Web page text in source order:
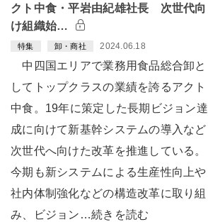
クト中食・平岩由紀雄社長 次世代向
け組織始…
特集 卸・商社 2024.06.18
中四国エリアで業務用食品総合卸と
してトップクラスの業績を誇るアクト
中食。19年に策定した長期ビジョン達
成に向けて新基幹システムの導入など
次世代へ向けた改革を推進している。
今期も新システムによる生産性向上や
社内体制強化などの構造改革に取り組
み、ビジョン…続きを読む